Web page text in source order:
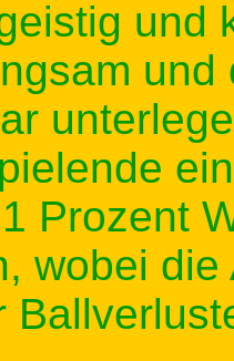
und
Prozent
wobei